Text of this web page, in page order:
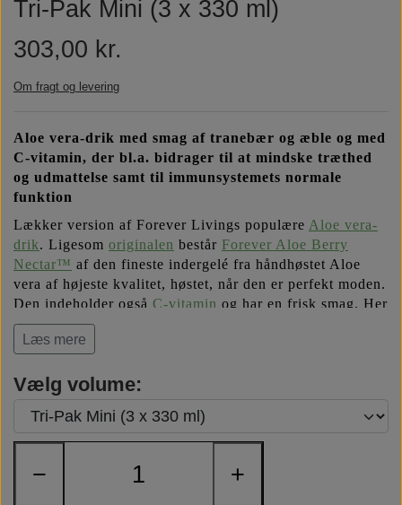
Solbeskyttelse
FAQ om ingredienser
Tri-Pak Mini (3 x 330 ml)
303,00 kr.
Om fragt og levering
Aloe vera-drik med smag af tranebær og æble og med
C-vitamin, der bl.a. bidrager til at mindske træthed
og udmattelse samt til immunsystemets normale
funktion
Lækker version af Forever Livings populære Aloe vera-
drik. Ligesom originalen består Forever Aloe Berry
Nectar™ af den fineste indergelé fra håndhøstet Aloe
vera af højeste kvalitet, høstet, når den er perfekt moden.
Den indeholder også C-vitamin og har en frisk smag. Her
får du den i mini-format, der er nemmere at have med på
farten, i miljøvenlig TetraPak-emballage.
Læs mere
Vælg volume:
− +